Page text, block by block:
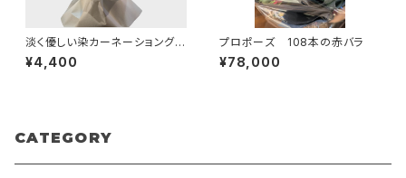
淡く優しい染カーネーショングラ
デーションが素敵！ 送料別
¥4,400
プロポーズ 108本の赤バラ
¥78,000
CATEGORY